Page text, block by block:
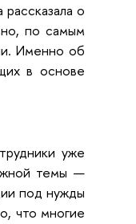
о
по самым
Именно об
в основе
уже
темы —
под нужды
что многие